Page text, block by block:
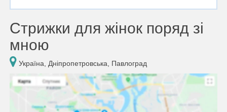
Стрижки для жінок поряд зі
мною
Україна, Дніпропетровська, Павлоград